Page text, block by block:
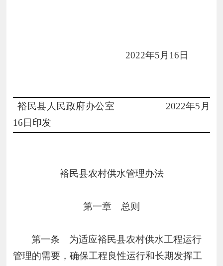
2022年5月16日
裕民县人民政府办公室
2022年5月
16日印发
裕民县农村供水管理办法
第一章 总则
第一条 为适应裕民县农村供水工程运行
管理的需要，确保工程良性运行和长期发挥工